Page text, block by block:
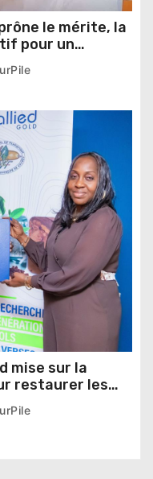
le mérite, la
pour un
mise sur la
restaurer les